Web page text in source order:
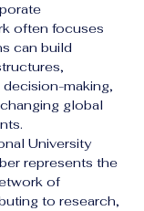
often focuses
can build
making,
global
University
represents the
of
to research,